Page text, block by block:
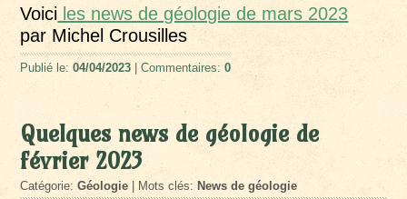
Voici les news de géologie de mars 2023
par Michel Crousilles
Publié le:04/04/2023 | Commentaires:0
Quelques news de géologie de
février 2023
Catégorie:Géologie | Mots clés:News de géologie